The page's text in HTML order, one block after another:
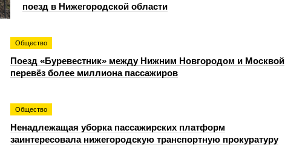
поезд в Нижегородской области
Общество
Поезд «Буревестник» между Нижним Новгородом и Москвой
перевёз более миллиона пассажиров
Общество
Ненадлежащая уборка пассажирских платформ
заинтересовала нижегородскую транспортную прокуратуру